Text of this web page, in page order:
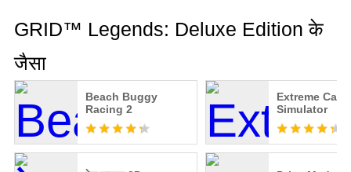
GRID™ Legends: Deluxe Edition के
जैसा
Beach Buggy
Racing 2
Extreme Car
Simulator